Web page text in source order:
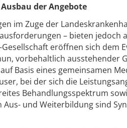
der Angebote
im Zuge der
– bieten jedoch
eröffnen sich dem
vorbehaltlich ausstehender
Basis eines gemeinsamen
bei der sich die
Behandlungsspektrum
und Weiterbildung sind